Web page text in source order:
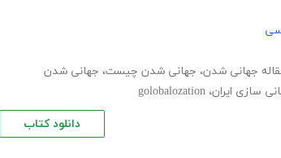
جهانی شدن، جهانی شدن چیست، جهانی شدن
سازی ایران، golobalozation
دانلود کتاب